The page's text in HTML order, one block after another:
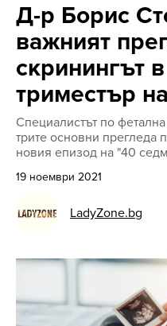
Д-р Борис
важният
скринингът
триместър
Специалистът по
трите основни прегледа
новия епизод на "40
19 ноември 2021
LadyZone.bg